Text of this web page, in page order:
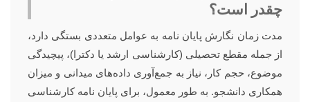
چقدر است؟
مدت زمان نگارش پایان نامه به عوامل متعددی بستگی دارد،
از جمله مقطع تحصیلی (کارشناسی ارشد یا دکترا)، پیچیدگی
موضوع، حجم کار، نیاز به جمع‌آوری داده‌های میدانی و میزان
همکاری دانشجو. به طور معمول، برای پایان نامه کارشناسی